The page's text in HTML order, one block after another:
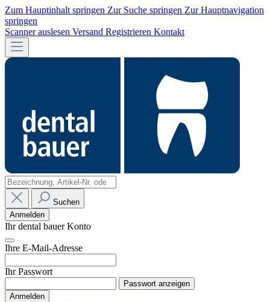
Zum Hauptinhalt springen Zur Suche springen Zur Hauptnavigation
springen
Scanner auslesen Versand Registrieren Kontakt
Suchen
Anmelden
Ihr dental bauer Konto
Ihre E-Mail-Adresse
Ihr Passwort
Passwort anzeigen
Anmelden